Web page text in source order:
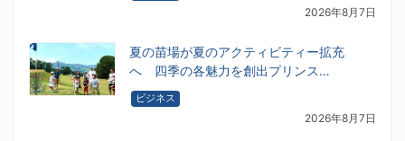
2026年8月7日
夏の苗場が夏のアクティビティー拡充
へ 四季の各魅力を創出プリンス…
ビジネス
2026年8月7日